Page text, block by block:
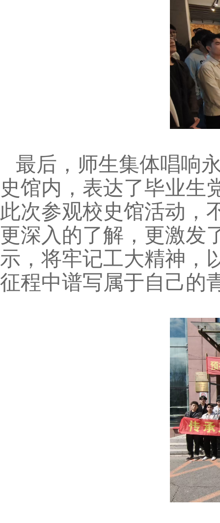
最后，师生集体唱响
史馆内，表达了毕业生
此次参观校史馆活动，
更深入的了解，更激发
示，将牢记工大精神，
征程中谱写属于自己的